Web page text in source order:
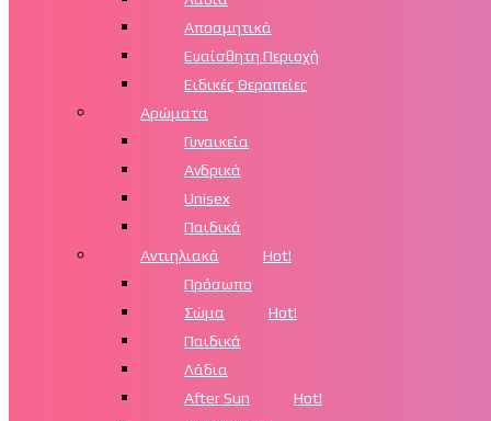
Αποσμητικά
Ευαίσθητη Περιοχή
Ειδικές Θεραπείες
Αρώματα
Γυναικεία
Ανδρικά
Unisex
Παιδικά
Αντιηλιακά
Hot!
Πρόσωπο
Σώμα
Hot!
Παιδικά
Λάδια
After Sun
Hot!